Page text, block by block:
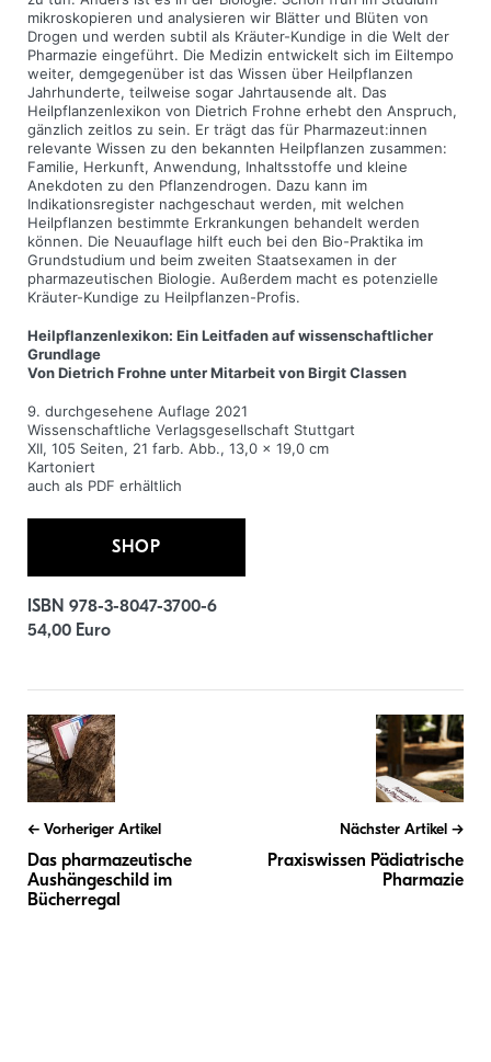
mikroskopieren und analysieren wir Blätter und Blüten von
Drogen und werden subtil als Kräuter-Kundige in die Welt der
Pharmazie eingeführt. Die Medizin entwickelt sich im Eiltempo
weiter, demgegenüber ist das Wissen über Heilpflanzen
Jahrhunderte, teilweise sogar Jahrtausende alt. Das
Heilpflanzenlexikon von Dietrich Frohne erhebt den Anspruch,
gänzlich zeitlos zu sein. Er trägt das für Pharmazeut:innen
relevante Wissen zu den bekannten Heilpflanzen zusammen:
Familie, Herkunft, Anwendung, Inhaltsstoffe und kleine
Anekdoten zu den Pflanzendrogen. Dazu kann im
Indikationsregister nachgeschaut werden, mit welchen
Heilpflanzen bestimmte Erkrankungen behandelt werden
können. Die Neuauflage hilft euch bei den Bio-Praktika im
Grundstudium und beim zweiten Staatsexamen in der
pharmazeutischen Biologie. Außerdem macht es potenzielle
Kräuter-Kundige zu Heilpflanzen-Profis.
Heilpflanzenlexikon: Ein Leitfaden auf wissenschaftlicher
Grundlage
Von Dietrich Frohne unter Mitarbeit von Birgit Classen
9. durchgesehene Auflage 2021
Wissenschaftliche Verlagsgesellschaft Stuttgart
XII, 105 Seiten, 21 farb. Abb., 13,0 x 19,0 cm
Kartoniert
auch als PDF erhältlich
SHOP
ISBN 978-3-8047-3700-6
54,00 Euro
Vorheriger Artikel
Das pharmazeutische
Aushängeschild im
Bücherregal
Nächster Artikel
Praxiswissen Pädiatrische
Pharmazie